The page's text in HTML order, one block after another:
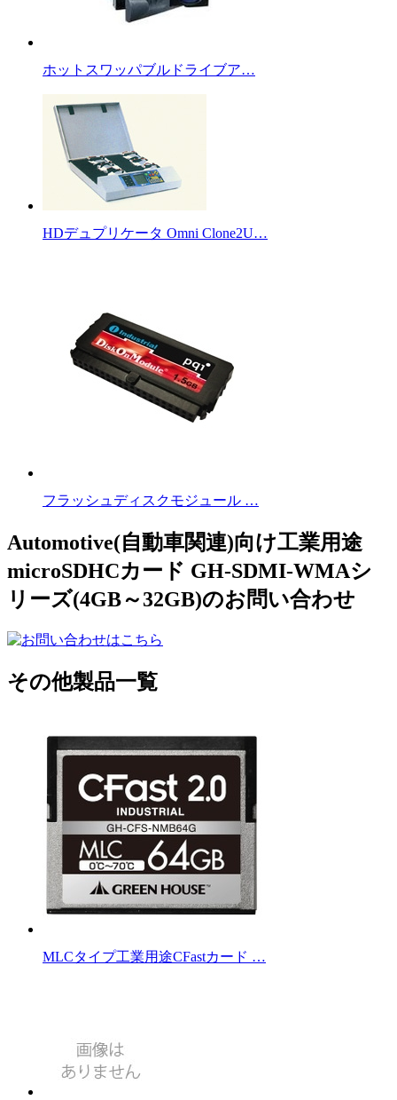
ホットスワッパブルドライブア…
HDデュプリケータ Omni Clone2U…
フラッシュディスクモジュール …
Automotive(自動車関連)向け工業用途
microSDHCカード GH-SDMI-WMAシ
リーズ(4GB～32GB)のお問い合わせ
その他製品一覧
MLCタイプ工業用途CFastカード …